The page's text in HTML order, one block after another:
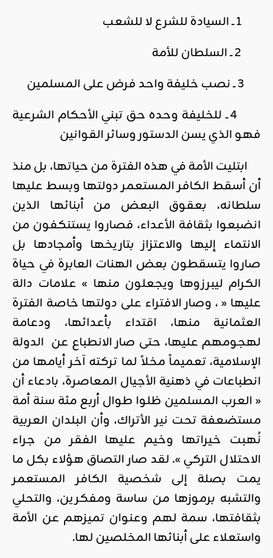
4 ــ للخليفة وحده حق تبني الأحكام الشرعية
فهو الذي يسن الدستور وسائر القوانين
ابتليت الأمة في هذه الفترة من حياتها، بل منذ
أن أسقط الكافر المستعمر دولتها وبسط عليها
سلطانه، بعقوق البعض من أبنائها الذين
انضبعوا بثقافة الأعداء، فصاروا يستنكفون من
الانتماء إليها والاعتزاز بتاريخها وأمجادها بل
صاروا يتسقطون بعض الهنات العابرة في حياة
الكرام ليبرزوها ويجعلون منها » علامات دالة
عليها « ، وصار الافتراء على دولتها خاصة الفترة
العثمانية منها، اقتداء بأعدائها، ودعامة
لهجومهم عليها، حتى صار الانطباع عن الدولة
الإسلامية، تعميماً مخلاً لما تركته آخر أيامها من
انطباعات في ذهنية الأجيال المعاصرة، بادعاء أن
« العرب المسلمين ظلوا طوال أربع مئة سنة أمة
مستضعفة تحت نير الأتراك، وأن البلدان العربية
نُهبت خيراتها وخيم عليها الفقر من جراء
الاحتلال التركي ». لقد صار التصاق هؤلاء بكل ما
يمت بصلة إلى شخصية الكافر المستعمر
والتشبه برموزها من ساسة ومفكرين، والتحلي
بثقافتها، سمة لهم وعنوان تميزهم عن الأمة
واستعلاء على أبنائها المخلصين لها.